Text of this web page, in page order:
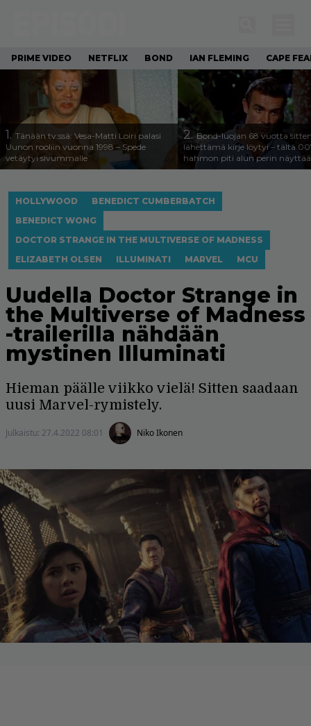
PRIME VIDEO NETFLIX BOND IAN FLEMING CAPE
1. Tänään tv:ssä: Vesa-Matti Loiri palasi
Uunon rooliin vuonna 1998 – Spede
vetäytyi sivummalle
2.Bond-luojan 68 vuotta
lähettämä kirje löytyi – tältä
hahmon piti alun perin näyttää
HOLLYWOOD
BENEDICT CUMBERBATCH
BENEDICT WONG
DOCTOR STRANGE IN THE MULTIVERSE OF MADNESS
ELIZABETH OLSEN
ILLUMINATI MARVEL MCU
Uudella Doctor Strange in
the Multiverse of Madness
-trailerilla nähdään
mystinen Illuminati
Hieman päälle viikko vielä! Sitten saadaan
uusi Marvel-rymistely.
Julkaistu: 27.4.2022 08:01 Niko Ikonen